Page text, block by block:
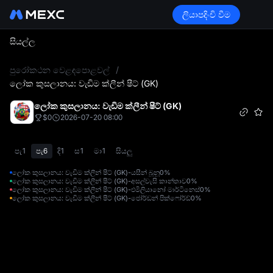
ලියාපදිංචි වීම
සියල්ල
පුරෝකථන වෙළඳපොළවල්
/
ලෝක කුසලානය: වැඩිම ක්ලීන් ෂීට් (GK)
ලෝක කුසලානය: වැඩිම ක්ලීන් ෂීට් (GK)
$0 2026-07-20 08:00
පැ1 පැ6 දි1 ස1 මා1 සියලු
ලෝක කුසලානය: වැඩිම ක්ලීන් ෂීට් (GK)-යසීන් බූනූ0%
ලෝක කුසලානය: වැඩිම ක්ලීන් ෂීට් (GK)-අසල්වැසි කාන්තාව0%
ලෝක කුසලානය: වැඩිම ක්ලීන් ෂීට් (GK)-එමිලියානෝ මාර්ටිනෙස්0%
ලෝක කුසලානය: වැඩිම ක්ලීන් ෂීට් (GK)-ජෝර්ඩන් පික්ෆෝර්ඩ්0%